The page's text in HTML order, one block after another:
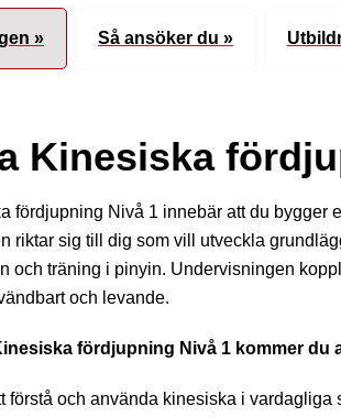
» Så ansöker du »
Kinesiska
fördjupning Nivå 1 innebär att du bygger
riktar sig till dig som vill utveckla
och träning i pinyin. Undervisningen
och levande.
fördjupning Nivå 1 kommer du
förstå och använda kinesiska i vardagliga